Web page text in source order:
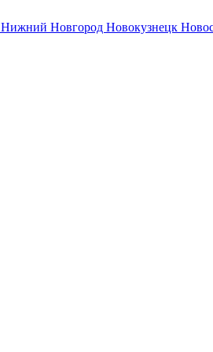
Нижний Новгород Новокузнецк